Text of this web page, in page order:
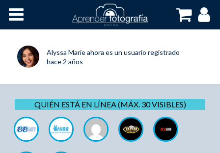
Cursos OnLine
Alyssa Marieahora es un usuario registrado
hace 2 años
QUIÉN ESTÁ EN LÍNEA (MÁX. 30 VISIBLES)